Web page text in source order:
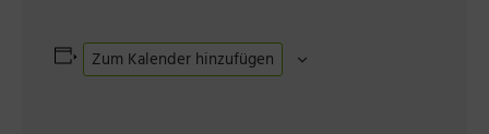
Zum Kalender hinzufügen